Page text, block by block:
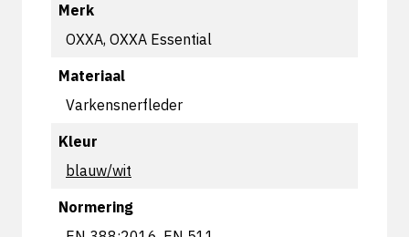
Merk
OXXA, OXXA Essential
Materiaal
Varkensnerfleder
Kleur
blauw/wit
Normering